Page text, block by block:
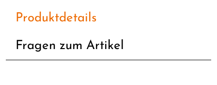
Produktdetails
Fragen zum Artikel